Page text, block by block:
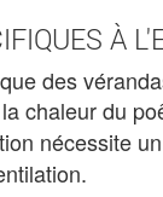
À
des
chaleur du
nécessite